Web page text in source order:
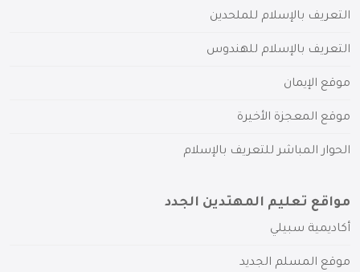
التعريف بالإسلام للملحدين
التعريف بالإسلام للهندوس
موقع الإيمان
موقع المعجزة الأخيرة
الحوار المباشر للتعريف بالإسلام
مواقع تعليم المهتدين الجدد
أكاديمية سبيلي
موقع المسلم الجديد